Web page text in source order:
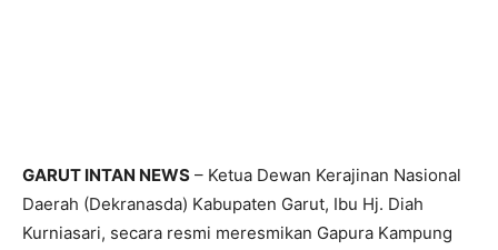
GARUT INTAN NEWS – Ketua Dewan Kerajinan Nasional
Daerah (Dekranasda) Kabupaten Garut, Ibu Hj. Diah
Kurniasari, secara resmi meresmikan Gapura Kampung